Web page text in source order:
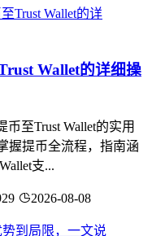
Wallet的详细操
至Trust Wallet的实用
握提币全流程，指南涵
支...
2026-08-08